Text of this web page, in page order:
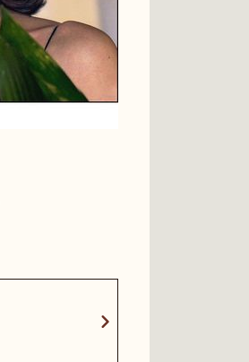
chevron_right